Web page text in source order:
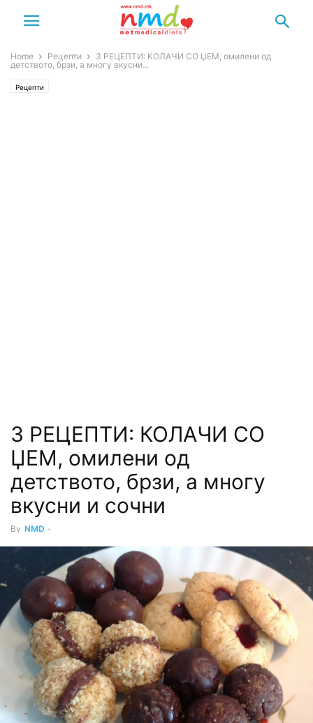
Home Рецепти
3 РЕЦЕПТИ: КОЛАЧИ СО ЏЕМ, омилени од
детството, брзи, а многу вкусни...
Рецепти
3 РЕЦЕПТИ: КОЛАЧИ СО
ЏЕМ, омилени од
детството, брзи, а многу
вкусни и сочни
By NMD -